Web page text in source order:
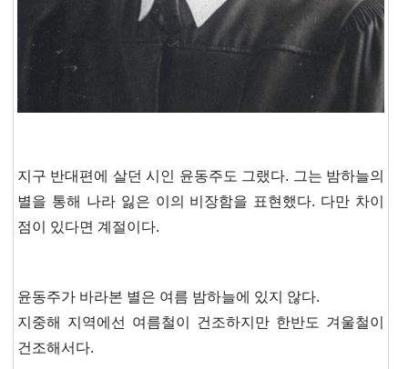
지구 반대편에 살던 시인 윤동주도 그랬다. 그는 밤하늘의
별을 통해 나라 잃은 이의 비장함을 표현했다. 다만 차이
점이 있다면 계절이다.
윤동주가 바라본 별은 여름 밤하늘에 있지 않다.
지중해 지역에선 여름철이 건조하지만 한반도 겨울철이
건조해서다.